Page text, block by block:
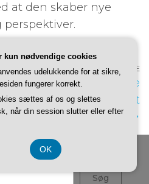
at den skaber nye
NÆSTE
Forny dit badeværelse
med et nyt
bruseforhæng
Søg
kun nødvendige cookies
udelukkende for at sikre,
fungerer korrekt.
sættes af os og slettes
når din session slutter eller efter
OK